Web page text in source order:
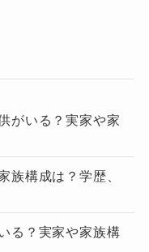
がいる？実家や家
族構成は？学歴、
る？実家や家族構